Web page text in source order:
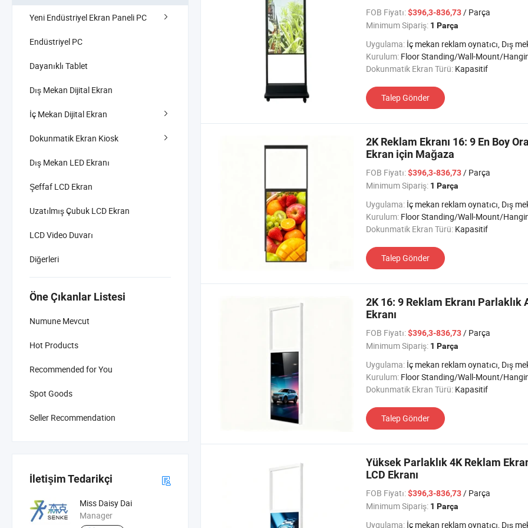
Yeni Endüstriyel Ekran Paneli PC
Endüstriyel PC
Dayanıklı Tablet
Dış Mekan Dijital Ekran
İç Mekan Dijital Ekran
Dokunmatik Ekran Kiosk
Dış Mekan LED Ekranı
Şeffaf LCD Ekran
Uzatılmış Çubuk LCD Ekran
LCD Video Duvarı
Diğerleri
Öne Çıkanlar Listesi
Numune Mevcut
Hot Products
Recommended for You
Spot Goods
Seller Recommendation
İletişim Tedarikçi
Miss Daisy Dai
Manager
FOB Fiyatı:$396,3-836,73 / Parça
Minimum Sipariş: 1 Parça
Uygulama: İç mekan reklam oynatıcı, Dış mekan reklam oynatıcı, Otobüs/Araç ad Oynatıcı, Yarı
Kurulum: Floor Standing/Wall-Mount/
Dokunmatik Ekran Türü: Kapasitif
Talep Gönder
2K Reklam Ekranı 16: 9 En Boy
Ekran için Mağaza
FOB Fiyatı:$396,3-836,73 / Parça
Minimum Sipariş: 1 Parça
Uygulama: İç mekan reklam oynatıcı, Dış mekan reklam oynatıcı, Otobüs/Araç ad Oynatıcı, Yarı
Kurulum: Floor Standing/Wall-Mount/
Dokunmatik Ekran Türü: Kapasitif
Talep Gönder
2K 16: 9 Reklam Ekranı
Ekranı
FOB Fiyatı:$396,3-836,73 / Parça
Minimum Sipariş: 1 Parça
Uygulama: İç mekan reklam oynatıcı, Dış mekan reklam oynatıcı, Otobüs/Araç ad Oynatıcı, Yarı
Kurulum: Floor Standing/Wall-Mount/
Dokunmatik Ekran Türü: Kapasitif
Talep Gönder
Yüksek Parlaklık 4K Reklam
LCD Ekranı
FOB Fiyatı:$396,3-836,73 / Parça
Minimum Sipariş: 1 Parça
Uygulama: İç mekan reklam oynatıcı, Dış mekan reklam oynatıcı, Otobüs/Araç ad Oynatıcı, Yarı